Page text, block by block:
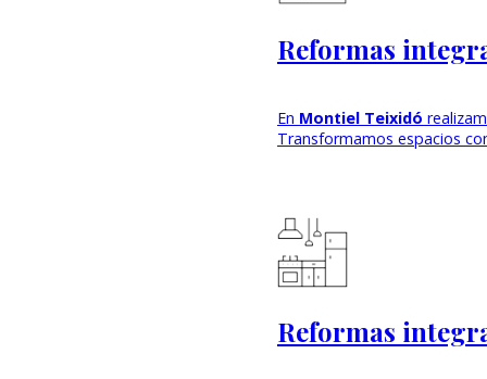
Reformas
En Montiel Teixidó
Transformamos espacios
Reformas